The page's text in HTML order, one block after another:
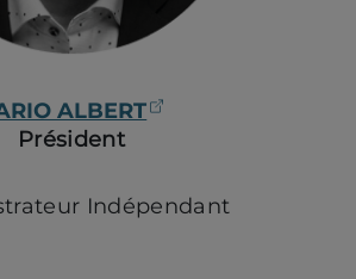
ALBERT
Président
Indépendant